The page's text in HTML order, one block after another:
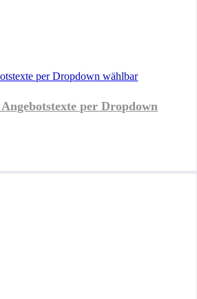
per Dropdown wählbar
per Dropdown